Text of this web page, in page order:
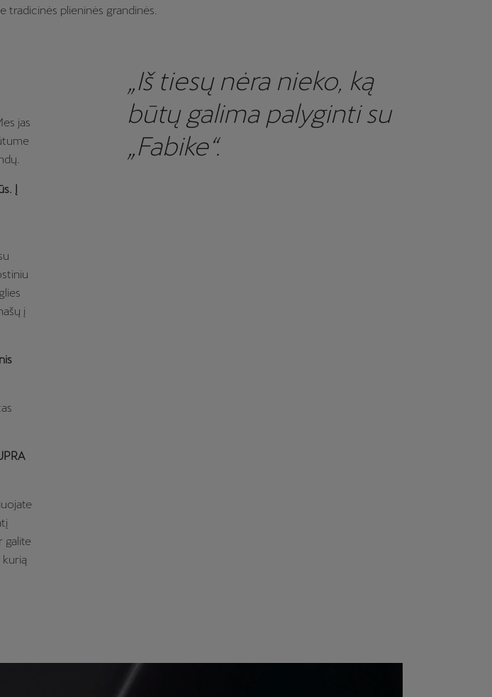
tradicinės plieninės grandinės.
„Iš tiesų nėra nieko, ką
būtų galima palyginti su
„Fabike“.
jas
Į
į
galite